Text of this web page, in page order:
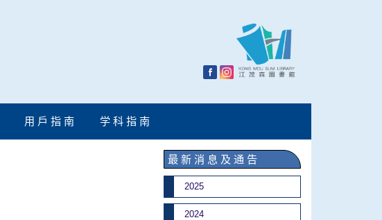
用 戶 指 南 学 科 指 南
最 新 消 息 及 通 告
2025
2024